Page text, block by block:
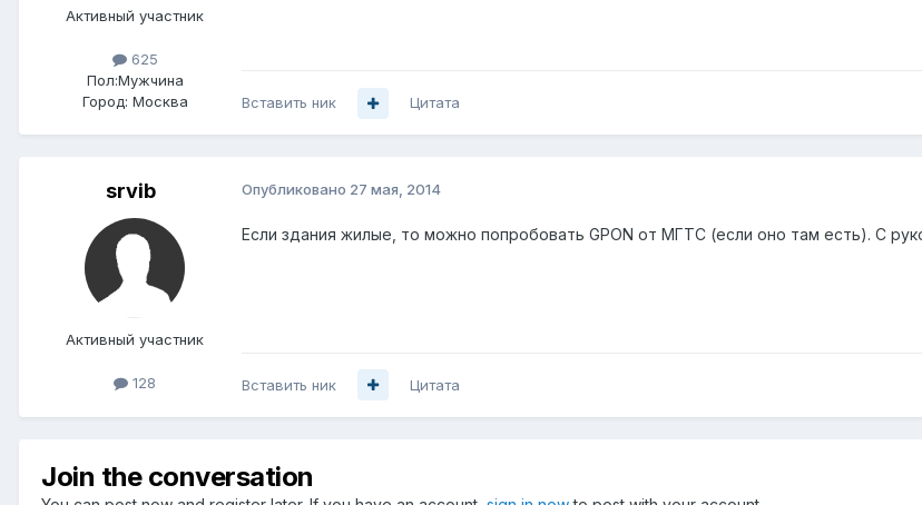
Активный участник
625
Пол:Мужчина
Город: Москва Вставить ник Цитата
srvib
Активный участник
128
Опубликовано 27 мая, 2014
Если здания жилые, то можно попробовать GPON от МГТС (если оно там есть). C
Вставить ник Цитата
Join the conversation